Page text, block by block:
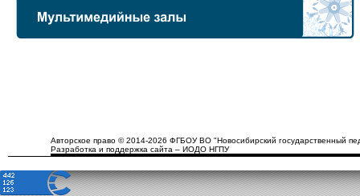
Авторское право © 2014-2026 ФГБОУ ВО "Новосибирский государственный
Разработка и поддержка сайта – ИОДО НГПУ